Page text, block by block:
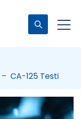
– CA-125 Testi